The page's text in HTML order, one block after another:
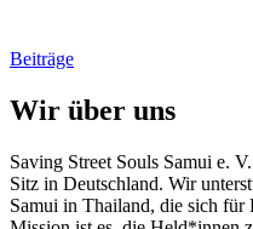
Beiträge
Wir über uns
Saving Street Souls Samui e.
Sitz in Deutschland. Wir
Samui in Thailand, die sich für